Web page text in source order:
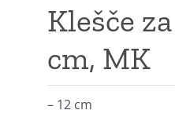
Klešče
cm, MK
– 12 cm